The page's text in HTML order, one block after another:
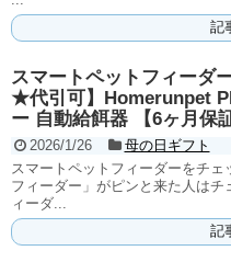
記
スマートペットフィーダ
★代引可】Homerunpet
ー 自動給餌器 【6ヶ月保証
2026/1/26
母の日ギフト
スマートペットフィーダーをチ
フィーダー」がピンと来た人は
ィーダ...
記